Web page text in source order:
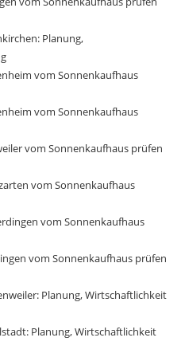
Planung,
vom Sonnenkaufhaus
vom Sonnenkaufhaus
vom Sonnenkaufhaus prüfen
vom Sonnenkaufhaus
vom Sonnenkaufhaus
vom Sonnenkaufhaus prüfen
Planung, Wirtschaftlichkeit
Planung, Wirtschaftlichkeit